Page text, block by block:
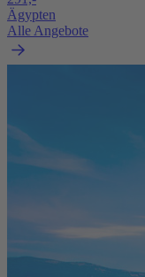
Ägypten
Alle Angebote